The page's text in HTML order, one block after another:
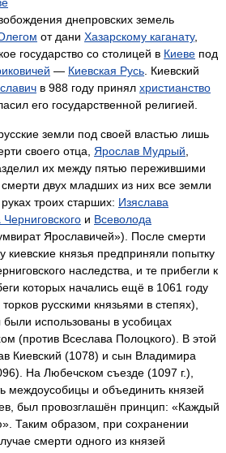
днепровских земель
от дани Хазарскому каганату,
государство со столицей в Киеве под
— Киевская Русь . Киевский
в 988 году принял христианство
его государственной религией.
земли под своей властью лишь
своего отца, Ярослав Мудрый
их между пятью пережившими
двух младших из них все земли
троих старших: Изяслава
и Всеволода
Ярославичей»). После смерти
киевские князья предприняли попытку
наследства, и те прибегли к
которых начались ещё в 1061 году
русскими князьями в степях),
использованы в усобицах
(против Всеслава Полоцкого). В этой
Киевский (1078) и сын Владимира
На Любечском съезде (1097 г.),
междоусобицы и объединить князей
был провозглашён принцип: «Каждый
Таким образом, при сохранении
смерти одного из князей